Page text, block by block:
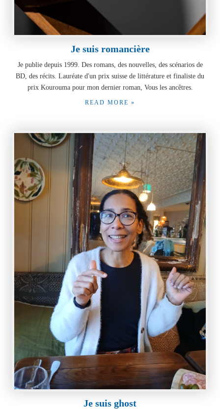
Je suis romancière
Je publie depuis 1999. Des romans, des nouvelles, des scénarios de
BD, des récits. Lauréate d'un prix suisse de littérature et finaliste du
prix Kourouma pour mon dernier roman, Vous les ancêtres.
READ MORE »
Je suis ghost